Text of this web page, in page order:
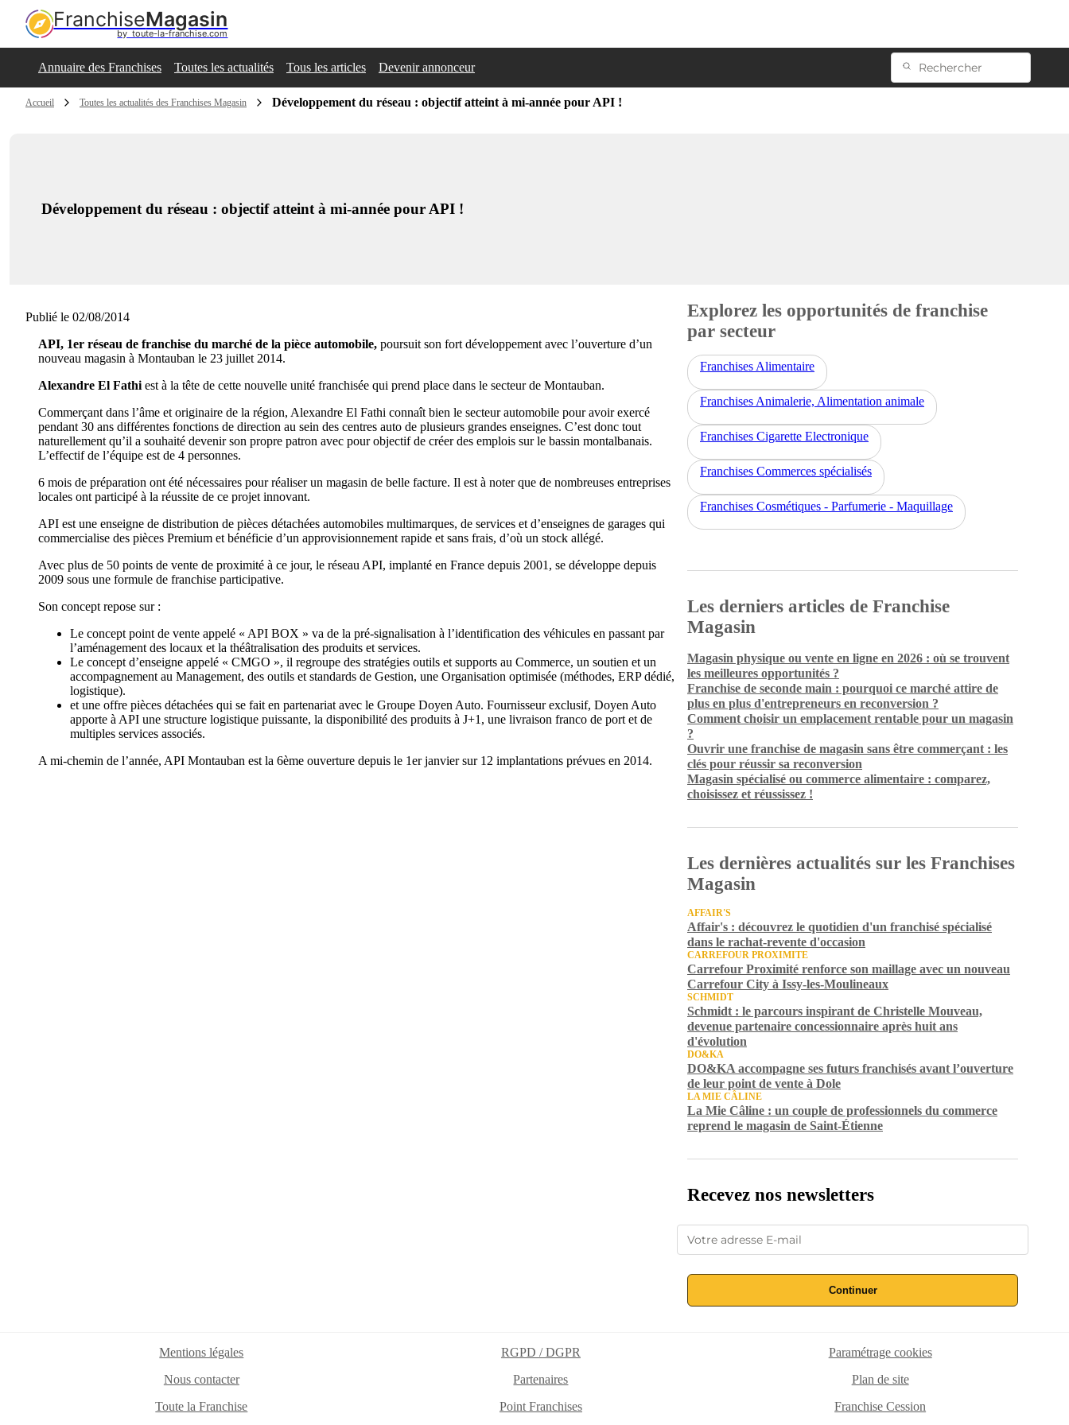
FranchiseMagasin
by  toute-la-franchise.com
Annuaire des Franchises Toutes les actualités Tous les articles Devenir annonceur
Accueil Toutes les actualités des Franchises Magasin Développement du réseau : objectif atteint à mi-année pour API !
Développement du réseau : objectif atteint à mi-année pour API !
Publié le 02/08/2014
API, 1er réseau de franchise du marché de la pièce automobile, poursuit son fort développement avec l’ouverture d’un
nouveau magasin à Montauban le 23 juillet 2014.
Alexandre El Fathi est à la tête de cette nouvelle unité franchisée qui prend place dans le secteur de Montauban.
Commerçant dans l’âme et originaire de la région, Alexandre El Fathi connaît bien le secteur automobile pour avoir exercé
pendant 30 ans différentes fonctions de direction au sein des centres auto de plusieurs grandes enseignes. C’est donc tout
naturellement qu’il a souhaité devenir son propre patron avec pour objectif de créer des emplois sur le bassin montalbanais.
L’effectif de l’équipe est de 4 personnes.
6 mois de préparation ont été nécessaires pour réaliser un magasin de belle facture. Il est à noter que de nombreuses entreprises
locales ont participé à la réussite de ce projet innovant.
API est une enseigne de distribution de pièces détachées automobiles multimarques, de services et d’enseignes de garages qui
commercialise des pièces Premium et bénéficie d’un approvisionnement rapide et sans frais, d’où un stock allégé.
Avec plus de 50 points de vente de proximité à ce jour, le réseau API, implanté en France depuis 2001, se développe depuis
2009 sous une formule de franchise participative.
Son concept repose sur :
Le concept point de vente appelé « API BOX » va de la pré-signalisation à l’identification des véhicules en passant par
l’aménagement des locaux et la théâtralisation des produits et services.
Le concept d’enseigne appelé « CMGO », il regroupe des stratégies outils et supports au Commerce, un soutien et un
accompagnement au Management, des outils et standards de Gestion, une Organisation optimisée (méthodes, ERP dédié,
logistique).
et une offre pièces détachées qui se fait en partenariat avec le Groupe Doyen Auto. Fournisseur exclusif, Doyen Auto
apporte à API une structure logistique puissante, la disponibilité des produits à J+1, une livraison franco de port et de
multiples services associés.
A mi-chemin de l’année, API Montauban est la 6ème ouverture depuis le 1er janvier sur 12 implantations prévues en 2014.
Explorez les opportunités de franchise
par secteur
Franchises Alimentaire
Franchises Animalerie, Alimentation animale
Franchises Cigarette Electronique
Franchises Commerces spécialisés
Franchises Cosmétiques - Parfumerie - Maquillage
Les derniers articles de Franchise
Magasin
Magasin physique ou vente en ligne en 2026 : où se trouvent
les meilleures opportunités ?
Franchise de seconde main : pourquoi ce marché attire de
plus en plus d'entrepreneurs en reconversion ?
Comment choisir un emplacement rentable pour un magasin
?
Ouvrir une franchise de magasin sans être commerçant : les
clés pour réussir sa reconversion
Magasin spécialisé ou commerce alimentaire : comparez,
choisissez et réussissez !
Les dernières actualités sur les Franchises
Magasin
AFFAIR'S
Affair's : découvrez le quotidien d'un franchisé spécialisé
dans le rachat-revente d'occasion
CARREFOUR PROXIMITE
Carrefour Proximité renforce son maillage avec un nouveau
Carrefour City à Issy-les-Moulineaux
SCHMIDT
Schmidt : le parcours inspirant de Christelle Mouveau,
devenue partenaire concessionnaire après huit ans
d'évolution
DO&KA
DO&KA accompagne ses futurs franchisés avant l’ouverture
de leur point de vente à Dole
LA MIE CÂLINE
La Mie Câline : un couple de professionnels du commerce
reprend le magasin de Saint-Étienne
Recevez nos newsletters
Continuer
Mentions légales RGPD / DGPR
Paramétrage cookies
Nous contacter
Partenaires
Plan de site
Toute la Franchise
Point Franchises Franchise Cession